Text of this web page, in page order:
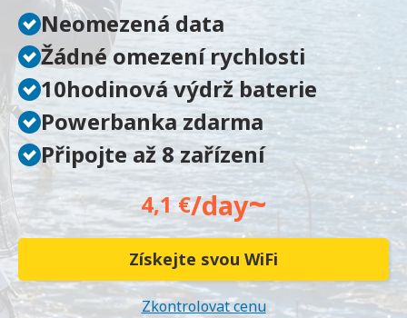
Neomezená data
Žádné omezení rychlosti
10hodinová výdrž baterie
Powerbanka zdarma
Připojte až 8 zařízení
4,1 €/day~
Získejte svou WiFi
Zkontrolovat cenu